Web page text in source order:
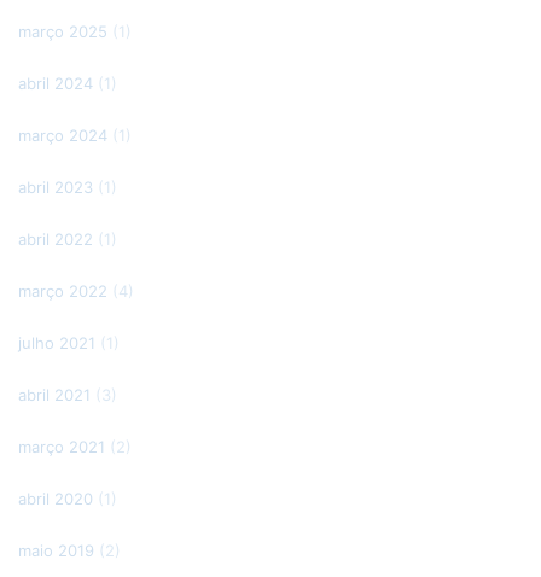
março 2025 (1)
abril 2024 (1)
março 2024 (1)
abril 2023 (1)
abril 2022 (1)
março 2022 (4)
julho 2021 (1)
abril 2021 (3)
março 2021 (2)
abril 2020 (1)
maio 2019 (2)